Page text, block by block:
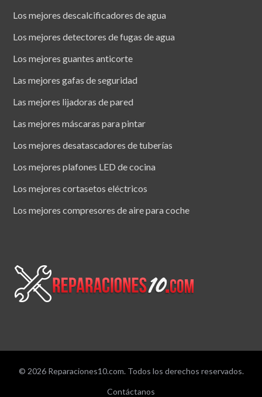
Los mejores descalcificadores de agua
Los mejores detectores de fugas de agua
Los mejores guantes anticorte
Las mejores gafas de seguridad
Las mejores lijadoras de pared
Las mejores máscaras para pintar
Los mejores desatascadores de tuberías
Los mejores plafones LED de cocina
Los mejores cortasetos eléctricos
Los mejores compresores de aire para coche
© 2026 Reparaciones10.com. Todos los derechos reservados.
Contáctanos